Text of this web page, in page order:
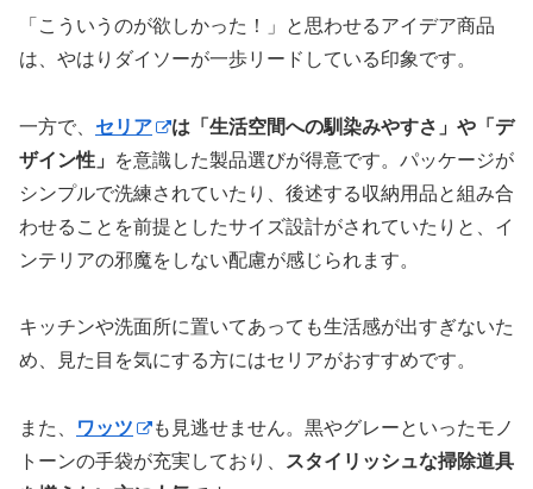
「こういうのが欲しかった！」と思わせるアイデア商品
は、やはりダイソーが一歩リードしている印象です。
一方で、 セリア
は「生活空間への馴染みやすさ」や「デ
ザイン性」
を意識した製品選びが得意です。パッケージが
シンプルで洗練されていたり、後述する収納用品と組み合
わせることを前提としたサイズ設計がされていたりと、イ
ンテリアの邪魔をしない配慮が感じられます。
キッチンや洗面所に置いてあっても生活感が出すぎないた
め、見た目を気にする方にはセリアがおすすめです。
また、 ワッツ
も見逃せません。黒やグレーといったモノ
トーンの手袋が充実しており、
スタイリッシュな掃除道具